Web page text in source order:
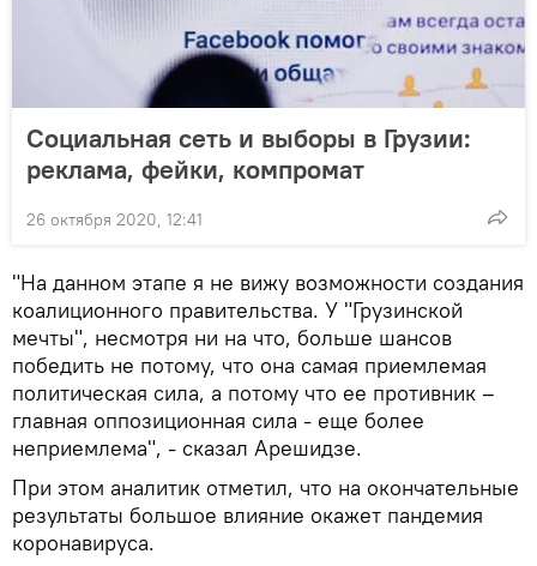
Социальная сеть и выборы в Грузии:
реклама, фейки, компромат
26 октября 2020, 12:41
"На данном этапе я не вижу возможности создания
коалиционного правительства. У "Грузинской
мечты", несмотря ни на что, больше шансов
победить не потому, что она самая приемлемая
политическая сила, а потому что ее противник –
главная оппозиционная сила - еще более
неприемлема", - сказал Арешидзе.
При этом аналитик отметил, что на окончательные
результаты большое влияние окажет пандемия
коронавируса.